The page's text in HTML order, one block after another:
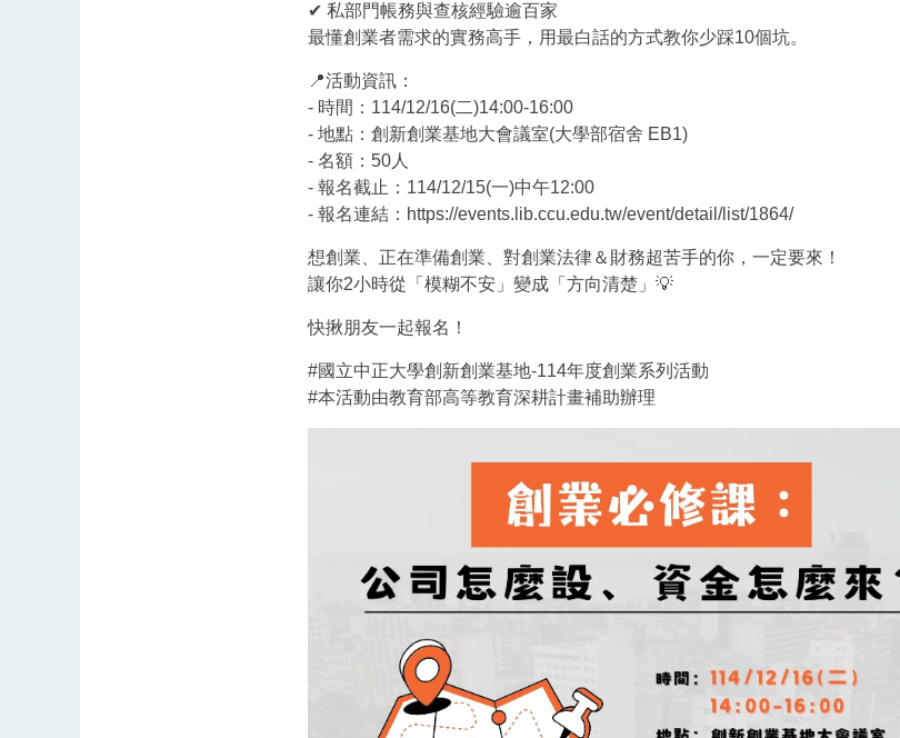
✔ 私部門帳務與查核經驗逾百家
最懂創業者需求的實務高手，用最白話的方式教你少踩10個坑。
📍活動資訊：
- 時間：114/12/16(二)14:00-16:00
- 地點：創新創業基地大會議室(大學部宿舍 EB1)
- 名額：50人
- 報名截止：114/12/15(一)中午12:00
- 報名連結：https://events.lib.ccu.edu.tw/event/detail/list/1864/
想創業、正在準備創業、對創業法律＆財務超苦手的你，一定要來！
讓你2小時從「模糊不安」變成「方向清楚」💡
快揪朋友一起報名！
#國立中正大學創新創業基地-114年度創業系列活動
#本活動由教育部高等教育深耕計畫補助辦理